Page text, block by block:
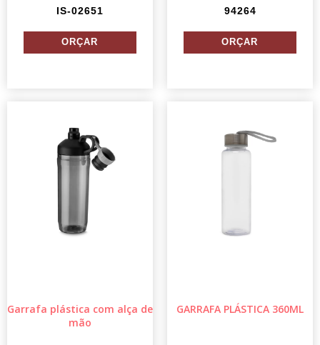
IS-02651 94264
Garrafa plástica com alça de
mão
GARRAFA PLÁSTICA 360ML